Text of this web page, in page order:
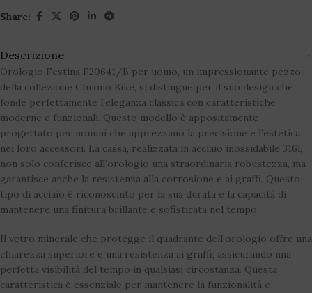
Share:
Descrizione
Orologio Festina F20641/B per uomo, un impressionante pezzo
della collezione Chrono Bike, si distingue per il suo design che
fonde perfettamente l’eleganza classica con caratteristiche
moderne e funzionali. Questo modello è appositamente
progettato per uomini che apprezzano la precisione e l’estetica
nei loro accessori. La cassa, realizzata in acciaio inossidabile 316l,
non solo conferisce all’orologio una straordinaria robustezza, ma
garantisce anche la resistenza alla corrosione e ai graffi. Questo
tipo di acciaio è riconosciuto per la sua durata e la capacità di
mantenere una finitura brillante e sofisticata nel tempo.
Il vetro minerale che protegge il quadrante dell’orologio offre una
chiarezza superiore e una resistenza ai graffi, assicurando una
perfetta visibilità del tempo in qualsiasi circostanza. Questa
caratteristica è essenziale per mantenere la funzionalità e